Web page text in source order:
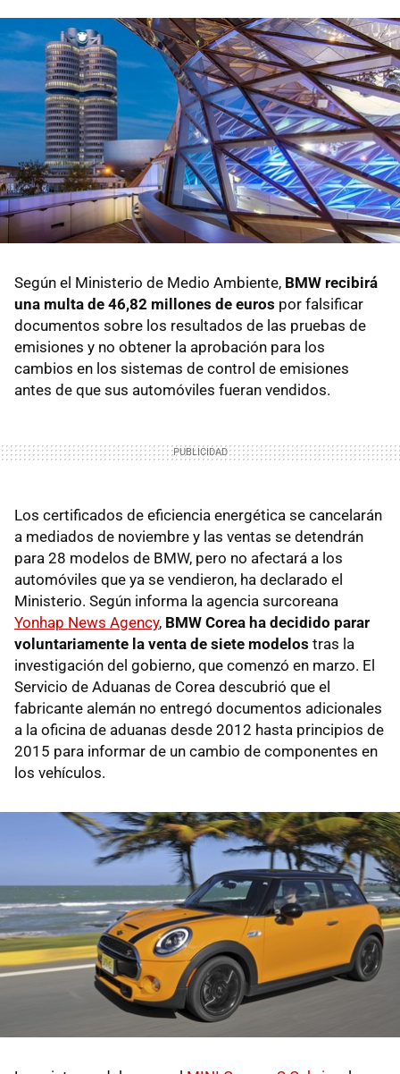
Según el Ministerio de Medio Ambiente, BMW recibirá
una multa de 46,82 millones de euros por falsificar
documentos sobre los resultados de las pruebas de
emisiones y no obtener la aprobación para los
cambios en los sistemas de control de emisiones
antes de que sus automóviles fueran vendidos.
Los certificados de eficiencia energética se cancelarán
a mediados de noviembre y las ventas se detendrán
para 28 modelos de BMW, pero no afectará a los
automóviles que ya se vendieron, ha declarado el
Ministerio. Según informa la agencia surcoreana
Yonhap News Agency, BMW Corea ha decidido parar
voluntariamente la venta de siete modelos tras la
investigación del gobierno, que comenzó en marzo. El
Servicio de Aduanas de Corea descubrió que el
fabricante alemán no entregó documentos adicionales
a la oficina de aduanas desde 2012 hasta principios de
2015 para informar de un cambio de componentes en
los vehículos.